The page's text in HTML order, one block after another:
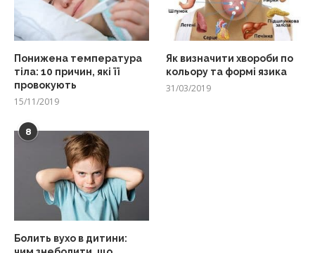
Понижена температура
тіла: 10 причин, які її
провокують
15/11/2019
Як визначити хвороби по
кольору та формі язика
31/03/2019
8
Болить вухо в дитини: